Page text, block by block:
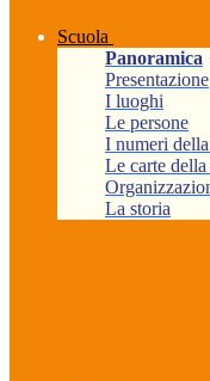
Scuola
Panoramica
Presentazione
I luoghi
Le persone
I numeri
Le carte della
La storia